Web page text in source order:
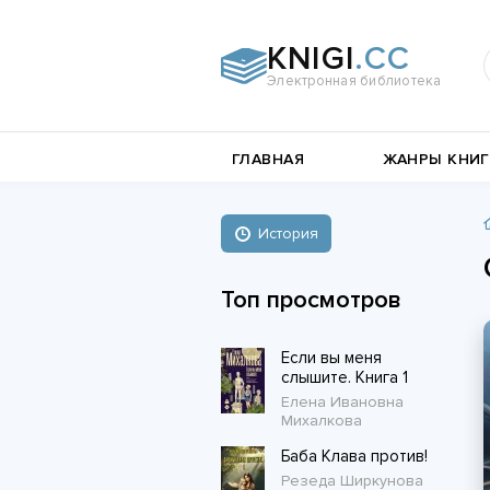
KNIGI.CC
Электронная библиотека
ГЛАВНАЯ ЖАНРЫ КНИГ
Книги о войне
Короткие любовные романы
История
Топ просмотров
Если вы меня
слышите. Книга 1
Елена Ивановна
Михалкова
Баба Клава против!
Резеда Ширкунова
Документальная